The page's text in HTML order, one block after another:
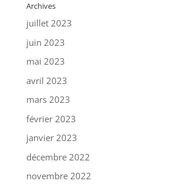
Archives
juillet 2023
juin 2023
mai 2023
avril 2023
mars 2023
février 2023
janvier 2023
décembre 2022
novembre 2022